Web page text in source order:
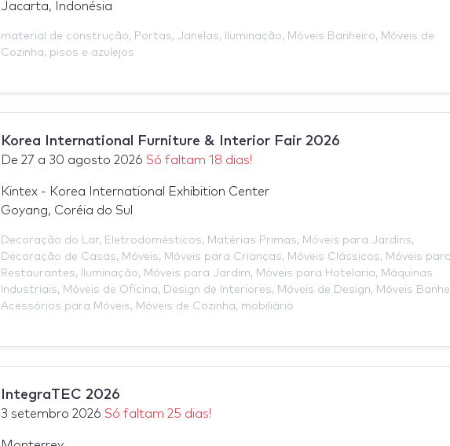
Jacarta, Indonésia
material de construção, Portas, Janelas, Iluminação, Móveis Banheiro, Móveis de
Cozinha, pisos e azulejos
Korea International Furniture & Interior Fair 2026
De 27 a 30 agosto 2026 Só faltam 18 dias!
Kintex - Korea International Exhibition Center
Goyang, Coréia do Sul
Decoração do Lar, Eletrodomésticos, Matérias Primas, Móveis para Jardins,
Decoração de Casas, Móveis, Móveis para Crianças, Móveis Clássicos, Móveis para
Restaurantes, Iluminação, Móveis para Jardim, Móveis para Hotelaria, Máquinas
Industriais, Móveis de Oficina, Design de Interiores, Móveis de Design, Móveis
Acessórios para Móveis, Móveis de Cozinha, mobiliário
IntegraTEC 2026
3 setembro 2026 Só faltam 25 dias!